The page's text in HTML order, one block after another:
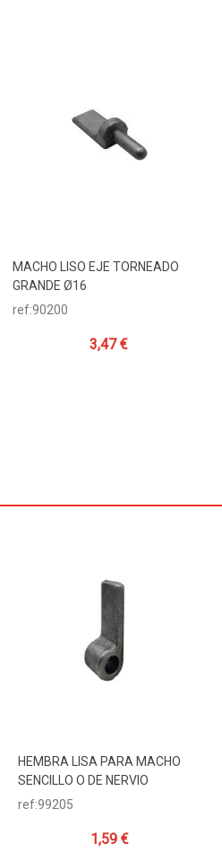
Añadir Al Carrito
MACHO LISO EJE TORNEADO
GRANDE Ø16
ref:90200
3,47 €
Añadir Al Carrito
HEMBRA LISA PARA MACHO
SENCILLO O DE NERVIO
ref:99205
1,59 €